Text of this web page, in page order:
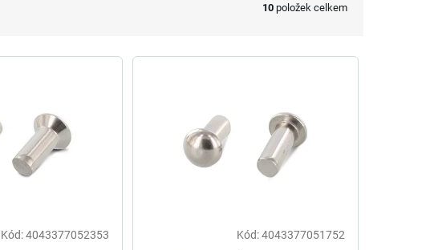
10 položek celkem
Kód:4043377052353 Kód:4043377051752